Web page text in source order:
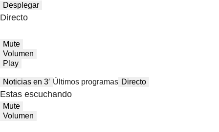
Desplegar
Directo
Mute
Volumen
Play
Noticias en 3′ Últimos programas Directo
Estas escuchando
Mute
Volumen